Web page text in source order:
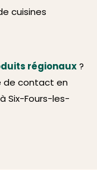
cuisines
régionaux?
de contact en
Six-Fours-les-